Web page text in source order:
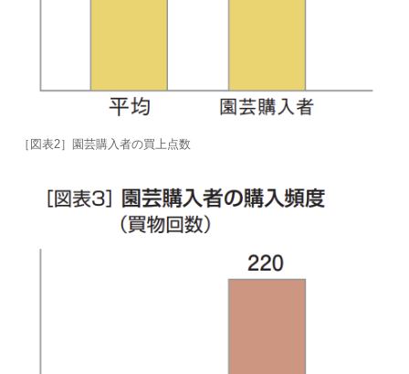
［図表2］園芸購入者の買上点数